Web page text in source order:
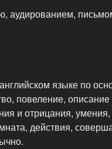
аудированием,
языке по
повеление, описание
и отрицания,
действия,